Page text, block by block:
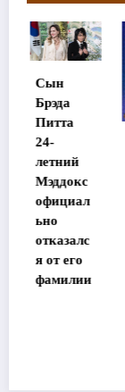
Админис
тратор
«Додо»
покинул
а
пиццери
ю на
фоне